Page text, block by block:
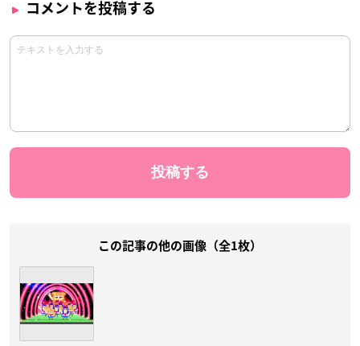
コメントを投稿する
この記事の他の画像（全1枚）